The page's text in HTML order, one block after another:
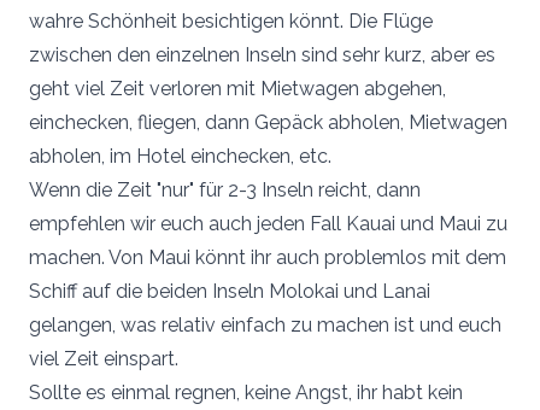
wahre Schönheit besichtigen könnt. Die Flüge
zwischen den einzelnen Inseln sind sehr kurz, aber es
geht viel Zeit verloren mit Mietwagen abgehen,
einchecken, fliegen, dann Gepäck abholen, Mietwagen
abholen, im Hotel einchecken, etc.
Wenn die Zeit "nur" für 2-3 Inseln reicht, dann
empfehlen wir euch auch jeden Fall Kauai und Maui zu
machen. Von Maui könnt ihr auch problemlos mit dem
Schiff auf die beiden Inseln Molokai und Lanai
gelangen, was relativ einfach zu machen ist und euch
viel Zeit einspart.
Sollte es einmal regnen, keine Angst, ihr habt kein